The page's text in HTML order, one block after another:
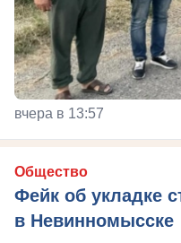
вчера в 13:57
Общество
Фейк об укладке
в Невинномысске